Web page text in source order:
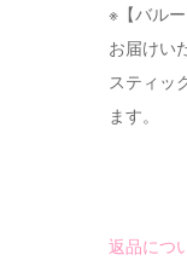
※【バル
お届けい
スティッ
ます。
返品につ